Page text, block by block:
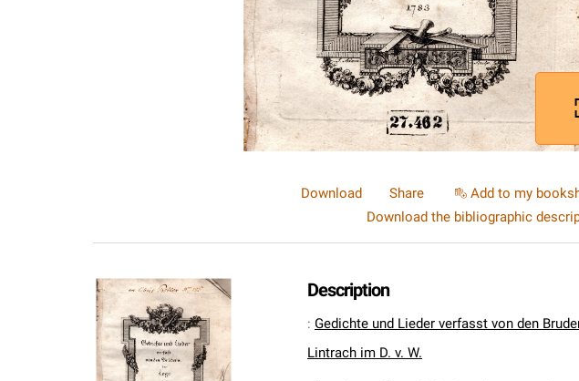
Download Share Add to my
Download the bibliographic
Description
: Gedichte und Lieder verfasst von den
Lintrach im D. v. W.